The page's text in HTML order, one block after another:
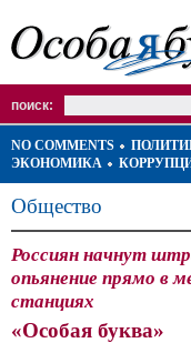
поиск:
NO COMMENTS
ЭКОНОМИКА
Общество
Россиян начнут
опьянение прямо в
станциях
«Особая буква»